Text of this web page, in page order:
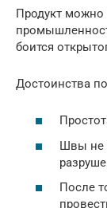
Продукт можно
боится
Достоинства
Швы не
После